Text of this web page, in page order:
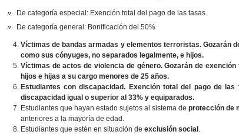
De categoría especial: Exención total del pago de las tasas.
De categoría general: Bonificación del 50%
Víctimas de bandas armadas y elementos terroristas.Gozarán
como sus cónyuges, no separados legalmente, e hijos.
Víctimas de actos de violencia de género.Gozarán de
hijos e hijas a su cargo menores de 25 años.
Estudiantes con discapacidad. Exención total del pago de
discapacidad igual o superior al 33% y equiparados.
Estudiantes que hayan estado sujetos al sistema de protección de
anteriores a la mayoría de edad.
Estudiantes que estén en situación de exclusión social .